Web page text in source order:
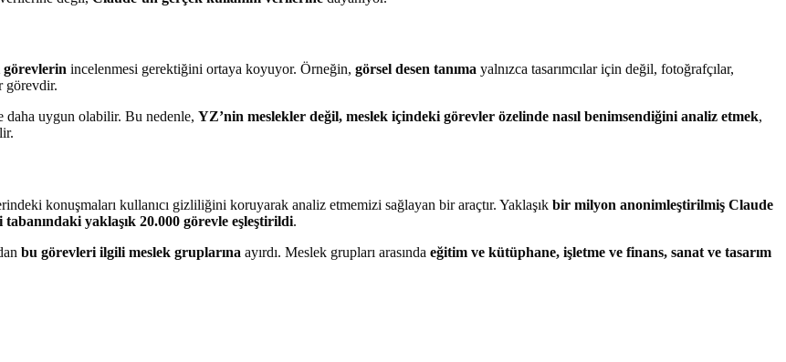
görevlerin incelenmesi gerektiğini ortaya koyuyor. Örneğin, görsel desen tanıma yalnızca tasarımcılar için değil, fotoğrafçılar,
görevdir.
daha uygun olabilir. Bu nedenle, YZ’nin meslekler değil, meslek içindeki görevler özelinde nasıl benimsendiğini analiz etmek,
konuşmaları kullanıcı gizliliğini koruyarak analiz etmemizi sağlayan bir araçtır. Yaklaşık bir milyon anonimleştirilmiş Claude
yaklaşık 20.000 görevle eşleştirildi.
bu görevleri ilgili meslek gruplarına ayırdı. Meslek grupları arasında eğitim ve kütüphane, işletme ve finans, sanat ve tasarım